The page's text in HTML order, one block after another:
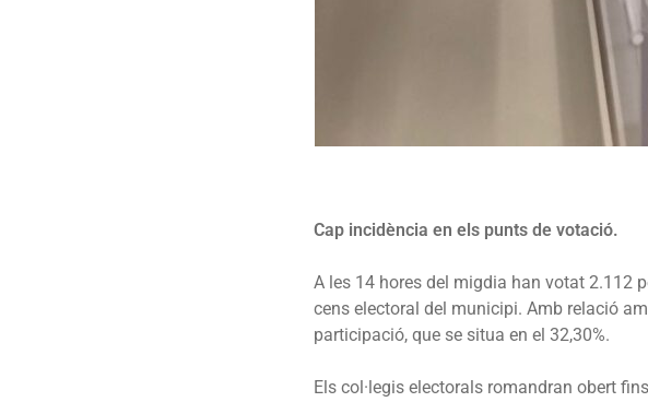
Cap incidència en els punts de votació.
A les 14 hores del migdia han votat 2.112
cens electoral del municipi. Amb relació
participació, que se situa en el 32,30%.
Els col·legis electorals romandran obert